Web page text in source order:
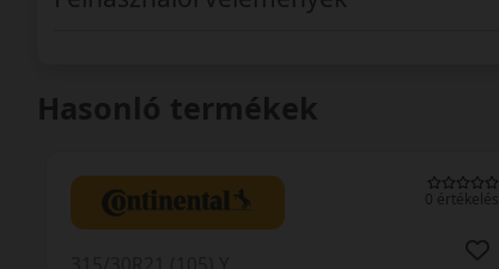
Hasonló termékek
0 értékelés